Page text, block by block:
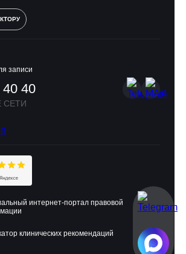
записи
40 40
СЕТИ
интернет-портал правовой
клинических рекомендаций